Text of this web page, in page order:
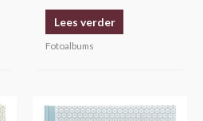
Lees verder
Fotoalbums